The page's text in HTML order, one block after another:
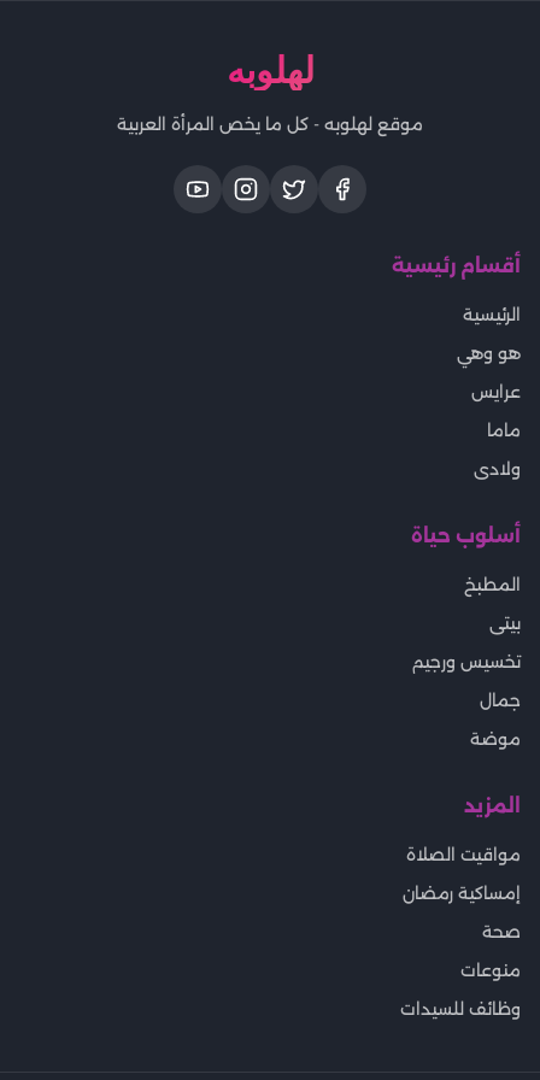
لهلوبه
موقع لهلوبه - كل ما يخص المرأة العربية
أقسام رئيسية
الرئيسية
هو وهي
عرايس
ماما
ولادى
أسلوب حياة
المطبخ
بيتى
تخسيس ورجيم
جمال
موضة
المزيد
مواقيت الصلاة
إمساكية رمضان
صحة
منوعات
وظائف للسيدات